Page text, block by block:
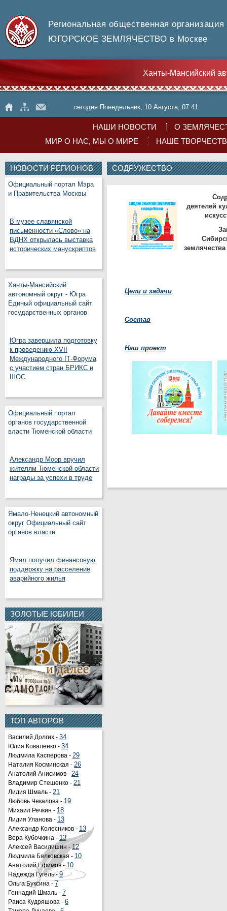
Региональная общественная организация
ЮГОРСКОЕ ЗЕМЛЯЧЕСТВО в Москве
Ханты-Мансийский
сегодня Понедельник, 10 Августа, 07:41
НАШИ НОВОСТИ
О
МИР О НАС, МЫ О МИРЕ
НАШЕ
НОВОСТИ РЕГИОНОВ
Официальный портал Мэра
и Правительства Москвы
В музее славянской
письменности «Слово» на
ВДНХ открылась выставка
исторических манускриптов
Ханты-Мансийский
автономный округ - Югра
Единый официальный сайт
государственных органов
Югра завершила подготовку
к проведению XVII
Международного IT‑Форума
с участием стран БРИКС и
ШОС
Официальный портал
органов государственной
власти Тюменской области
Александр Моор вручил
жителям Тюменской области
награды за успехи в труде
Ямало-Ненецкий автономный
округ Официальный сайт
органов власти
Ямал получил финансовую
поддержку на расселение
аварийного жилья
ЗОЛОТЫЕ ЮБИЛЕИ
ТОП АВТОРОВ
Василий Долгих - 34
Юлия Коваленко - 34
Людмила Касперова - 29
Наталия Косминская - 26
Анатолий Анисимов - 24
Владимир Стешенко - 21
Лидия Шмаль - 21
Любовь Чекалова - 19
Михаил Речкин - 18
Лидия Уланова - 13
Александр Колесников - 13
Вера Кубочкина - 13
Алексей Василишин -12
Людмила Бялковская - 10
Анатолий Ефимов - 10
Надежда Гугель -9
Ольга Буксина - 7
Геннадий Шмаль - 7
Раиса Кудряшова - 6
СОДРУЖЕСТВО
деятелей
Цели и задачи
Состав
Наш проект